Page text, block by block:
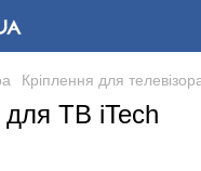
Кріплення для
ТВ iTech